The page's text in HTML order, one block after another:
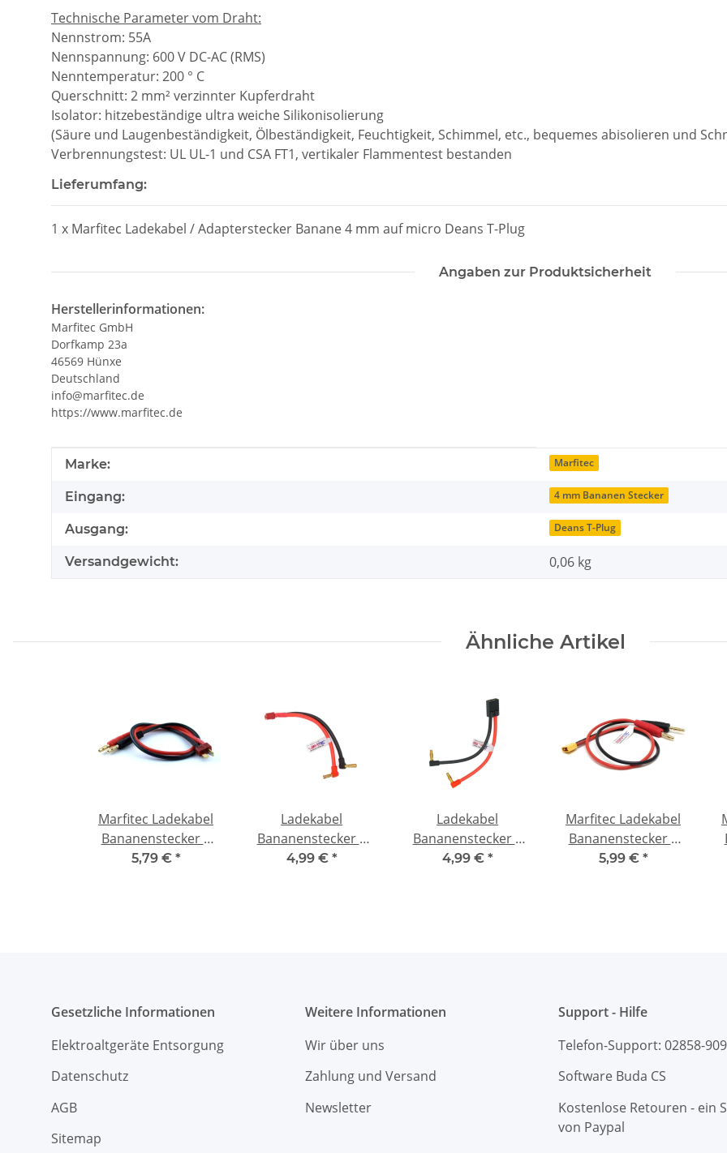
Technische Parameter vom Draht:
Nennstrom: 55A
Nennspannung: 600 V DC-AC (RMS)
Nenntemperatur: 200 ° C
Querschnitt: 2 mm² verzinnter Kupferdraht
Isolator: hitzebeständige ultra weiche Silikonisolierung
(Säure und Laugenbeständigkeit, Ölbeständigkeit, Feuchtigkeit, Schimmel, etc., bequemes abisolieren und
Verbrennungstest: UL UL-1 und CSA FT1, vertikaler Flammentest bestanden
Lieferumfang:
1 x Marfitec Ladekabel / Adapterstecker Banane 4 mm auf micro Deans T-Plug
Angaben zur Produktsicherheit
Herstellerinformationen:
Marfitec GmbH
Dorfkamp 23a
46569 Hünxe
Deutschland
info@marfitec.de
https://www.marfitec.de
Produkteigenschaft
Wert
Marke: Marfitec
Eingang: 4 mm Bananen Stecker
Ausgang: Deans T-Plug
Versandgewicht: 0,06 kg
Ähnliche Artikel
Marfitec Ladekabel
Bananenstecker 4
mm -> Deans T-Plug
5,79 € *
Ladekabel
Bananenstecker 4
mm abgewinkelt ->
4,99 € *
Ladekabel
Bananenstecker 4
mm abgewinkelt ->
4,99 € *
Marfitec Ladekabel
Bananenstecker 4
mm -> XT30 Stecker
5,99 € *
Gesetzliche Informationen
Elektroaltgeräte Entsorgung
Datenschutz
AGB
Sitemap
Weitere Informationen
Wir über uns
Zahlung und Versand
Newsletter
Support - Hilfe
Telefon-Support: 02858-
Software Buda CS
Kostenlose Retouren - ein
von Paypal